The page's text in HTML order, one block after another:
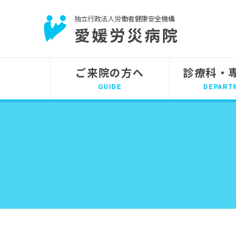
独立行政法人労働者健康安全機構
愛媛労災病院
ご来院の方へ 診療科・